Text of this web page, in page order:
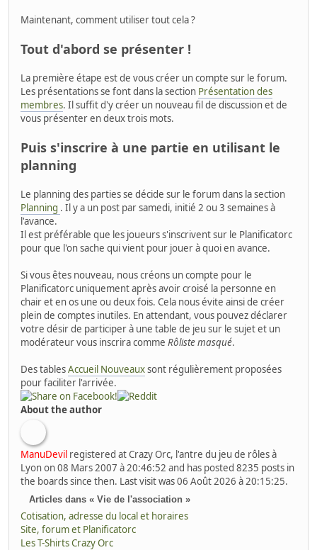
Maintenant, comment utiliser tout cela ?
Tout d'abord se présenter !
La première étape est de vous créer un compte sur le forum.
Les présentations se font dans la section Présentation des
membres. Il suffit d'y créer un nouveau fil de discussion et de
vous présenter en deux trois mots.
Puis s'inscrire à une partie en utilisant le
planning
Le planning des parties se décide sur le forum dans la section
Planning . Il y a un post par samedi, initié 2 ou 3 semaines à
l'avance.
Il est préférable que les joueurs s'inscrivent sur le Planificatorc
pour que l'on sache qui vient pour jouer à quoi en avance.
Si vous êtes nouveau, nous créons un compte pour le
Planificatorc uniquement après avoir croisé la personne en
chair et en os une ou deux fois. Cela nous évite ainsi de créer
plein de comptes inutiles. En attendant, vous pouvez déclarer
votre désir de participer à une table de jeu sur le sujet et un
modérateur vous inscrira comme Rôliste masqué.
Des tablesAccueil Nouveauxsont régulièrement proposées
pour faciliter l'arrivée.
About the author
ManuDevil registered at Crazy Orc, l'antre du jeu de rôles à
Lyon on 08 Mars 2007 à 20:46:52 and has posted 8235 posts in
the boards since then. Last visit was 06 Août 2026 à 20:15:25.
Articles dans « Vie de l'association »
Cotisation, adresse du local et horaires
Site, forum et Planificatorc
Les T-Shirts Crazy Orc